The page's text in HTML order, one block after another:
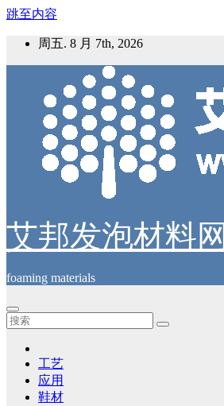
跳至内容
周五. 8 月 7th, 2026
艾邦发泡材料网
foaming materials
工艺
应用
鞋材